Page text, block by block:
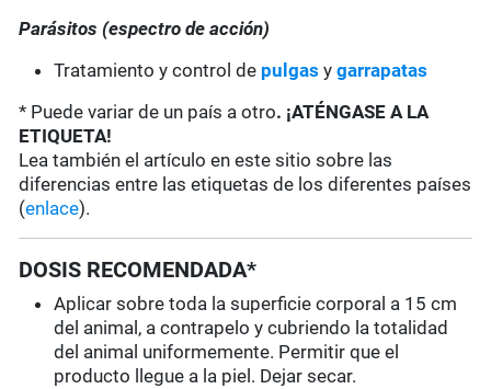
Parásitos (espectro de acción)
Tratamiento y control de pulgas ygarrapatas
* Puede variar de un país a otro. ¡ATÉNGASE A LA
ETIQUETA!
Lea también el artículo en este sitio sobre las
diferencias entre las etiquetas de los diferentes países
(enlace).
DOSIS RECOMENDADA*
Aplicar sobre toda la superficie corporal a 15 cm
del animal, a contrapelo y cubriendo la totalidad
del animal uniformemente. Permitir que el
producto llegue a la piel. Dejar secar.